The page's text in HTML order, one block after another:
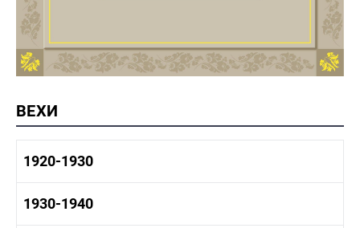
ВЕХИ
1920-1930
1920-1930 история
1930-1940